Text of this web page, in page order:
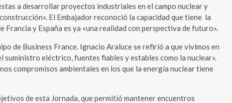
a desarrollar proyectos industriales en el campo nuclear y
El Embajador reconoció la capacidad que tiene la
y España es ya «una realidad con perspectiva de futuro».
de Business France. Ignacio Araluce se refirió a que vivimos en
eléctrico, fuentes fiables y estables como la nuclear».
compromisos ambientales en los que la energía nuclear tiene
de esta Jornada, que permitió mantener encuentros